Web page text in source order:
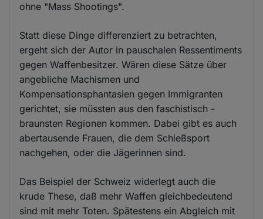
ohne "Mass Shootings".
Statt diese Dinge differenziert zu betrachten,
ergeht sich der Autor in pauschalen Ressentiments
gegen Waffenbesitzer. Wären diese Sätze über
angebliche Machismen und
Kompensationsphantasien gegen Immigranten
gerichtet, sie müssten aus den faschistisch -
braunsten Regionen kommen. Dabei gibt es auch
abertausende Frauen, die dem Schießsport
nachgehen, oder die Jägerinnen sind.
Das Beispiel der Schweiz widerlegt auch die
krude These, daß mehr Waffen gleichbedeutend
sind mit mehr Toten. Spätestens ein Abgleich mit